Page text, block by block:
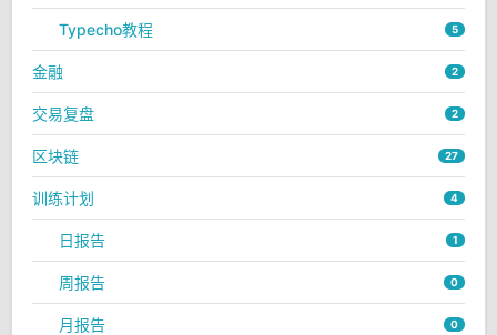
Typecho教程 5
金融 2
交易复盘 2
区块链 27
训练计划 4
日报告 1
周报告 0
月报告 0